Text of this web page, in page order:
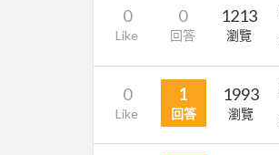
0
Like
0
回答
1213
瀏覽
0
Like
1
回答
1993
瀏覽